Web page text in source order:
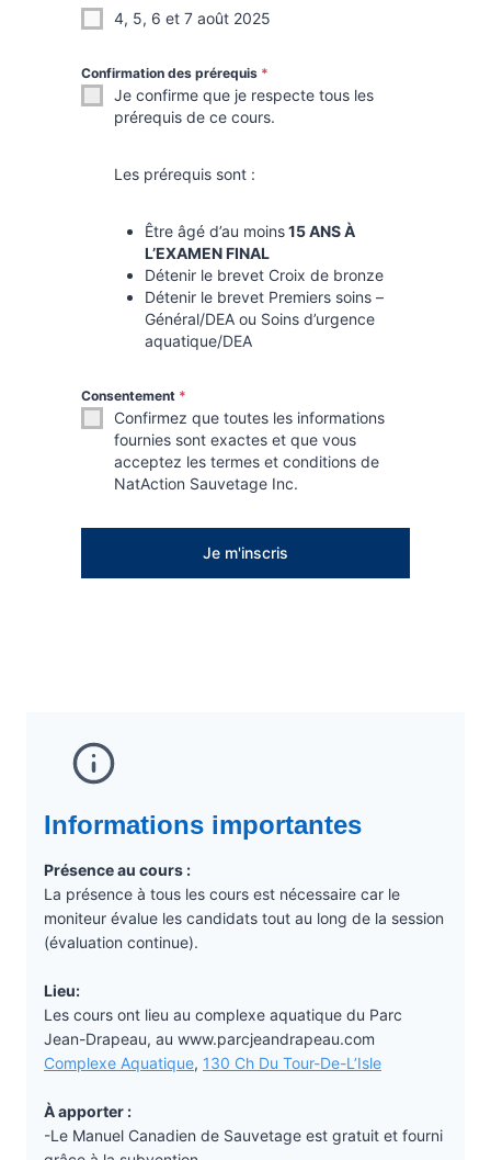
4, 5, 6 et 7 août 2025
Confirmation des prérequis *
Je confirme que je respecte tous les
prérequis de ce cours.
Les prérequis sont :
Être âgé d’au moins15 ANS À
L’EXAMEN FINAL
Détenir le brevet Croix de bronze
Détenir le brevet Premiers soins –
Général/DEA ou Soins d’urgence
aquatique/DEA
Consentement *
Confirmez que toutes les informations
fournies sont exactes et que vous
acceptez les termes et conditions de
NatAction Sauvetage Inc.
Je m'inscris
Informations importantes
Présence au cours :
La présence à tous les cours est nécessaire car le
moniteur évalue les candidats tout au long de la session
(évaluation continue).
Lieu:
Les cours ont lieu au complexe aquatique du Parc
Jean-Drapeau, au www.parcjeandrapeau.com
Complexe Aquatique, 130 Ch Du Tour-De-L’Isle
À apporter :
-Le Manuel Canadien de Sauvetage est gratuit et fourni